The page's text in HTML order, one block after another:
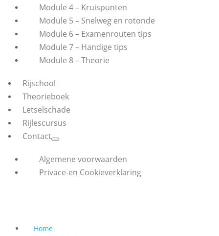
Module 4 – Kruispunten
Module 5 – Snelweg en rotonde
Module 6 – Examenrouten tips
Module 7 – Handige tips
Module 8 – Theorie
Rijschool
Theorieboek
Letselschade
Rijlescursus
Contact
Algemene voorwaarden
Privace-en Cookieverklaring
Home